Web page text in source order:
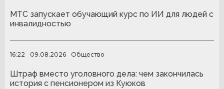
МТС запускает обучающий курс по ИИ для людей с
инвалидностью
16:22 09.08.2026 Общество
Штраф вместо уголовного дела: чем закончилась
история с пенсионером из Куюков